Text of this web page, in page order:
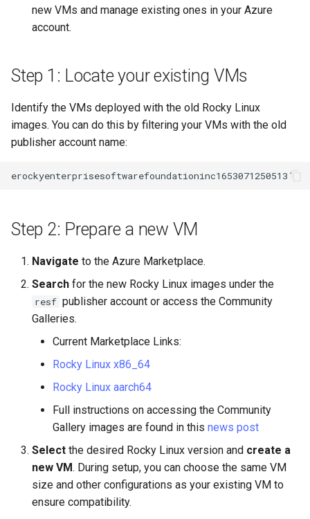
new VMs and manage existing ones in your Azure
account.
Step 1: Locate your existing VMs
Identify the VMs deployed with the old Rocky Linux
images. You can do this by filtering your VMs with the old
publisher account name:
Step 2: Prepare a new VM
Navigate to the Azure Marketplace.
Search for the new Rocky Linux images under the
resf publisher account or access the Community
Galleries.
Current Marketplace Links:
Rocky Linux x86_64
Rocky Linux aarch64
Full instructions on accessing the Community
Gallery images are found in this news post
Select the desired Rocky Linux version and create a
new VM. During setup, you can choose the same VM
size and other configurations as your existing VM to
ensure compatibility.